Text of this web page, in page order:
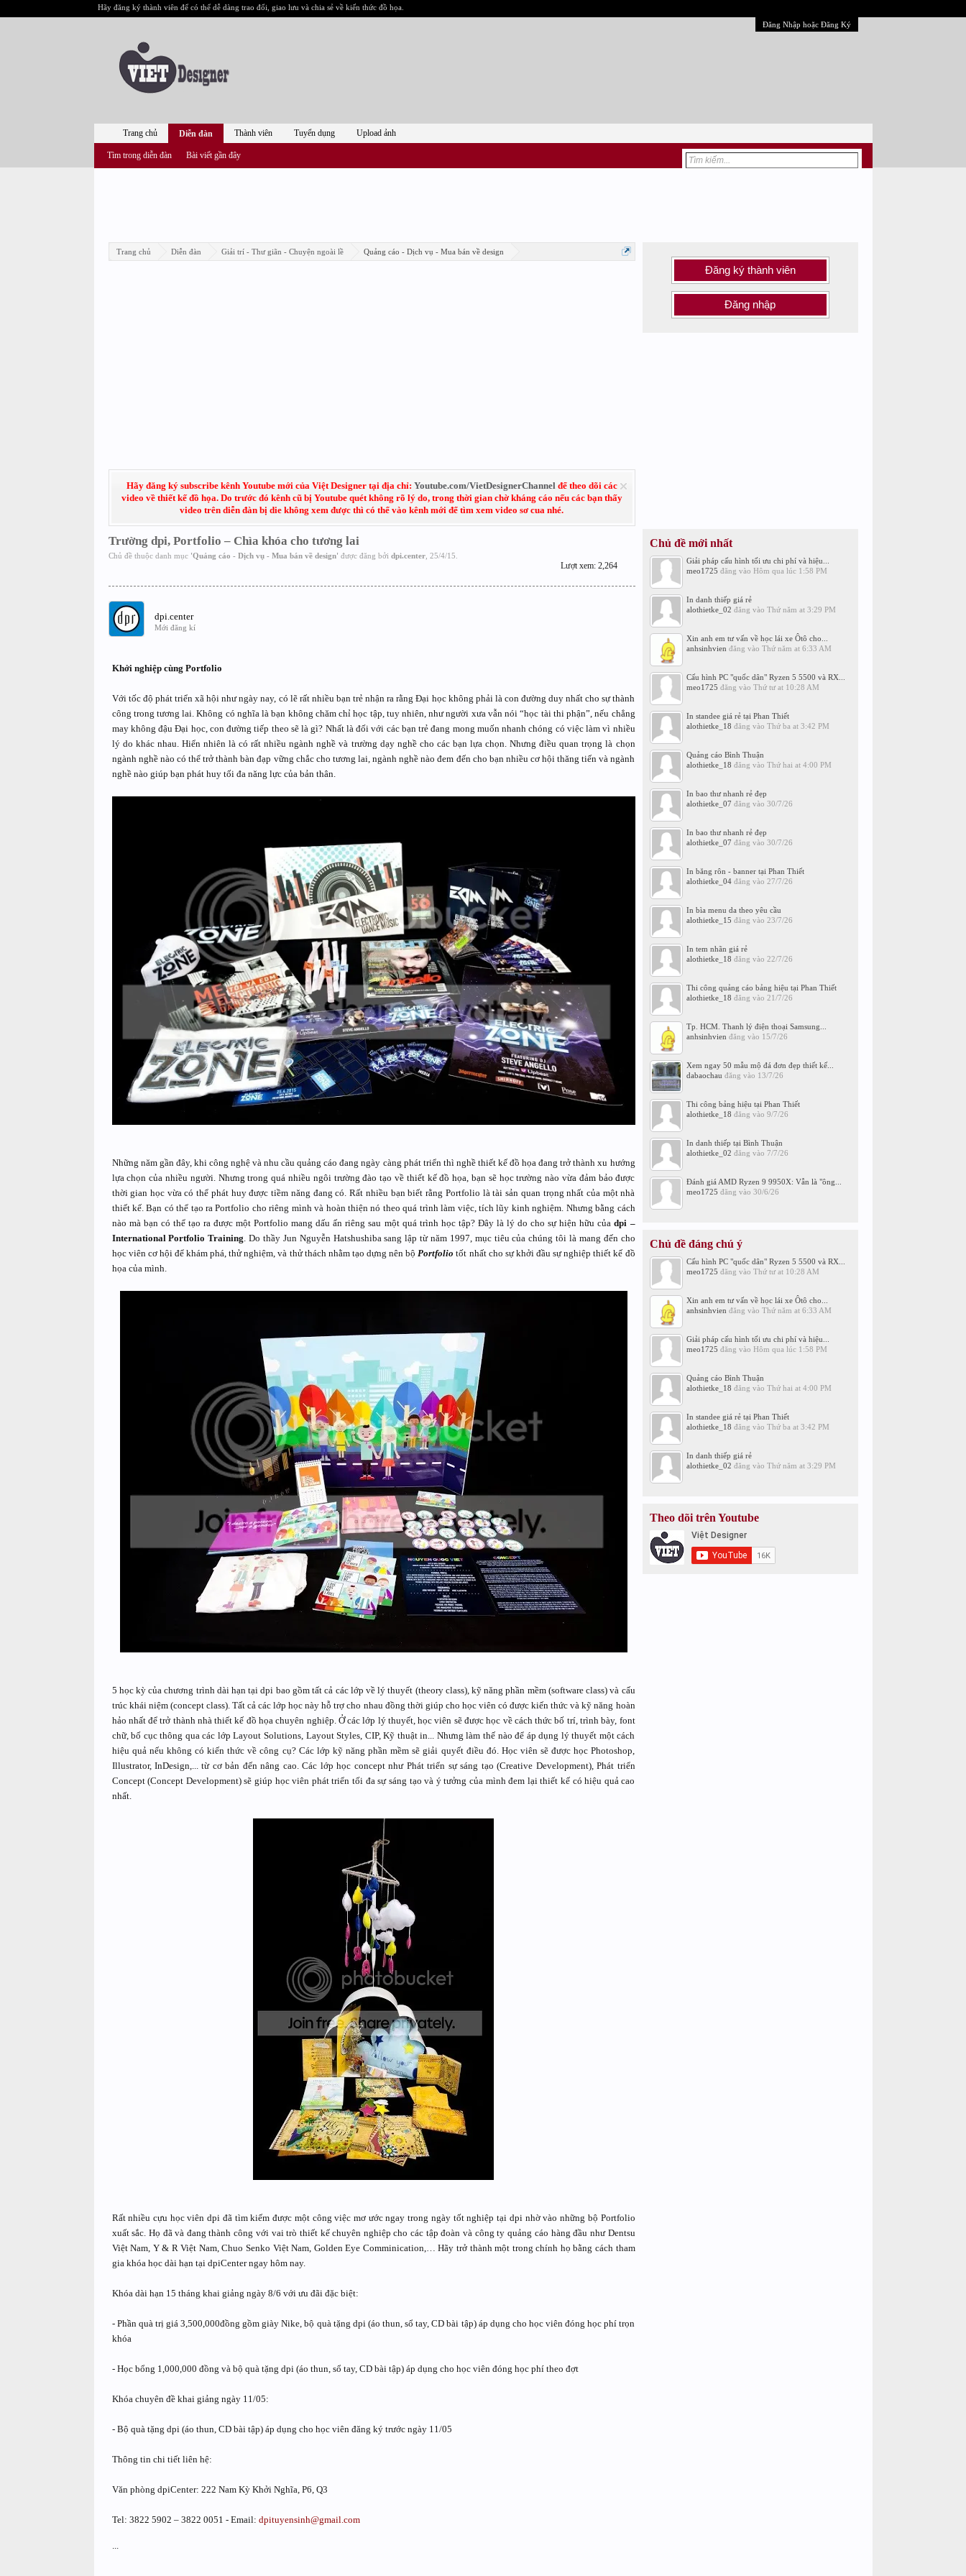
Hãy đăng ký thành viên để có thể dễ dàng trao đổi, giao lưu và chia sẻ về kiến thức đồ họa.
Đăng Nhập hoặc Đăng Ký
Trang chủ Diễn đàn Giải trí - Thư giãn - Chuyện ngoài lề Quảng cáo - Dịch vụ - Mua bán về design
Hãy đăng ký subscribe kênh Youtube mới của Việt Designer tại địa chỉ: Youtube.com/VietDesignerChannelđể theo dõi các
video về thiết kế đồ họa. Do trước đó kênh cũ bị Youtube quét không rõ lý do, trong thời gian chờ kháng cáo nếu các bạn thấy
video trên diễn đàn bị die không xem được thì có thể vào kênh mới để tìm xem video sơ cua nhé.
Trường dpi, Portfolio – Chìa khóa cho tương lai
Chủ đề thuộc danh mục 'Quảng cáo - Dịch vụ - Mua bán về design' được đăng bởi dpi.center, 25/4/15
Lượt xem: 2,264
dpi.center
Mới đăng kí
Khởi nghiệp cùng Portfolio
Với tốc độ phát triển xã hội như ngày nay, có lẽ rất nhiều bạn trẻ nhận ra rằng Đại học không phải là con đường duy nhất cho sự thành
công trong tương lai. Không có nghĩa là bạn không chăm chỉ học tập, tuy nhiên, như người xưa vẫn nói “học tài thi phận”, nếu chẳng
may không đậu Đại học, con đường tiếp theo sẽ là gì? Nhất là đối với các bạn trẻ đang mong muốn nhanh chóng có việc làm vì nhiều
lý do khác nhau. Hiển nhiên là có rất nhiều ngành nghề và trường dạy nghề cho các bạn lựa chọn. Nhưng điều quan trọng là chọn
ngành nghề nào có thể trở thành bàn đạp vững chắc cho tương lai, ngành nghề nào đem đến cho bạn nhiều cơ hội thăng tiến và ngành
nghề nào giúp bạn phát huy tối đa năng lực của bản thân.
Những năm gần đây, khi công nghệ và nhu cầu quảng cáo đang ngày càng phát triển thì nghề thiết kế đồ họa đang trở thành xu hướng
lựa chọn của nhiều người. Nhưng trong quá nhiều ngôi trường đào tạo về thiết kế đồ họa, bạn sẽ học trường nào vừa đảm bảo được
thời gian học vừa có thể phát huy được tiềm năng đang có. Rất nhiều bạn biết rằng Portfolio là tài sản quan trọng nhất của một nhà
thiết kế. Bạn có thể tạo ra Portfolio cho riêng mình và hoàn thiện nó theo quá trình làm việc, tích lũy kinh nghiệm. Nhưng bằng cách
nào mà bạn có thể tạo ra được một Portfolio mang dấu ấn riêng sau một quá trình học tập? Đây là lý do cho sự hiện hữu củadpi –
International Portfolio Training. Do thầy Jun Nguyễn Hatshushiba sang lập từ năm 1997, mục tiêu của chúng tôi là mang đến cho
học viên cơ hội để khám phá, thử nghiệm, và thử thách nhằm tạo dựng nên bộPortfoliotốt nhất cho sự khởi đầu sự nghiệp thiết kế đồ
họa của mình.
5 học kỳ của chương trình dài hạn tại dpi bao gồm tất cả các lớp về lý thuyết (theory class), kỹ năng phần mềm (software class) và cấu
trúc khái niệm (concept class). Tất cả các lớp học này hỗ trợ cho nhau đồng thời giúp cho học viên có được kiến thức và kỹ năng hoàn
hảo nhất để trở thành nhà thiết kế đồ họa chuyên nghiệp. Ở các lớp lý thuyết, học viên sẽ được học về cách thức bố trí, trình bày, font
chữ, bố cục thông qua các lớp Layout Solutions, Layout Styles, CIP, Kỹ thuật in... Nhưng làm thế nào để áp dụng lý thuyết một cách
hiệu quả nếu không có kiến thức về công cụ? Các lớp kỹ năng phần mềm sẽ giải quyết điều đó. Học viên sẽ được học Photoshop,
Illustrator, InDesign,... từ cơ bản đến nâng cao. Các lớp học concept như Phát triển sự sáng tạo (Creative Development), Phát triển
Concept (Concept Development) sẽ giúp học viên phát triển tối đa sự sáng tạo và ý tưởng của mình đem lại thiết kế có hiệu quả cao
nhất.
Rất nhiều cựu học viên dpi đã tìm kiếm được một công việc mơ ước ngay trong ngày tốt nghiệp tại dpi nhờ vào những bộ Portfolio
xuất sắc. Họ đã và đang thành công với vai trò thiết kế chuyên nghiệp cho các tập đoàn và công ty quảng cáo hàng đầu như Dentsu
Việt Nam, Y & R Việt Nam, Chuo Senko Việt Nam, Golden Eye Comminication,… Hãy trở thành một trong chính họ bằng cách tham
gia khóa học dài hạn tại dpiCenter ngay hôm nay.
Khóa dài hạn 15 tháng khai giảng ngày 8/6 với ưu đãi đặc biệt:
- Phần quà trị giá 3,500,000đồng gồm giày Nike, bộ quà tặng dpi (áo thun, sổ tay, CD bài tập) áp dụng cho học viên đóng học phí trọn
khóa
- Học bổng 1,000,000 đồng và bộ quà tặng dpi (áo thun, sổ tay, CD bài tập) áp dụng cho học viên đóng học phí theo đợt
Khóa chuyên đề khai giảng ngày 11/05:
- Bộ quà tặng dpi (áo thun, CD bài tập) áp dụng cho học viên đăng ký trước ngày 11/05
Thông tin chi tiết liên hệ:
Văn phòng dpiCenter: 222 Nam Kỳ Khởi Nghĩa, P6, Q3
Tel: 3822 5902 – 3822 0051 - Email: dpituyensinh@gmail.com
...
Đăng ký thành viên
Đăng nhập
Chủ đề mới nhất
Giải pháp cấu hình tối ưu chi phí và hiệu...
meo1725 đăng vào Hôm qua lúc 1:58 PM
In danh thiếp giá rẻ
alothietke_02 đăng vào Thứ năm at 3:29 PM
Xin anh em tư vấn về học lái xe Ôtô cho...
anhsinhvien đăng vào Thứ năm at 6:33 AM
Cấu hình PC "quốc dân" Ryzen 5 5500 và RX...
meo1725 đăng vào Thứ tư at 10:28 AM
In standee giá rẻ tại Phan Thiết
alothietke_18 đăng vào Thứ ba at 3:42 PM
Quảng cáo Bình Thuận
alothietke_18 đăng vào Thứ hai at 4:00 PM
In bao thư nhanh rẻ đẹp
alothietke_07 đăng vào 30/7/26
In bao thư nhanh rẻ đẹp
alothietke_07 đăng vào 30/7/26
In băng rôn - banner tại Phan Thiết
alothietke_04đăng vào 27/7/26
In bìa menu da theo yêu cầu
alothietke_15 đăng vào 23/7/26
In tem nhãn giá rẻ
alothietke_18 đăng vào 22/7/26
Thi công quảng cáo bảng hiệu tại Phan Thiết
alothietke_18 đăng vào 21/7/26
Tp. HCM. Thanh lý điện thoại Samsung...
anhsinhvien đăng vào 15/7/26
Xem ngay 50 mẫu mộ đá đơn đẹp thiết kế...
dabaochau đăng vào 13/7/26
Thi công bảng hiệu tại Phan Thiết
alothietke_18 đăng vào 9/7/26
In danh thiếp tại Bình Thuận
alothietke_02 đăng vào 7/7/26
Đánh giá AMD Ryzen 9 9950X: Vẫn là "ông...
meo1725 đăng vào 30/6/26
Chủ đề đáng chú ý
Cấu hình PC "quốc dân" Ryzen 5 5500 và RX...
meo1725 đăng vào Thứ tư at 10:28 AM
Xin anh em tư vấn về học lái xe Ôtô cho...
anhsinhvien đăng vào Thứ năm at 6:33 AM
Giải pháp cấu hình tối ưu chi phí và hiệu...
meo1725 đăng vào Hôm qua lúc 1:58 PM
Quảng cáo Bình Thuận
alothietke_18 đăng vào Thứ hai at 4:00 PM
In standee giá rẻ tại Phan Thiết
alothietke_18 đăng vào Thứ ba at 3:42 PM
In danh thiếp giá rẻ
alothietke_02 đăng vào Thứ năm at 3:29 PM
Theo dõi trên Youtube
Trang chủ Diễn đàn
Tìm trong diễn đàn Bài viết gần đây
Thành viên Tuyển dụng Upload ảnh